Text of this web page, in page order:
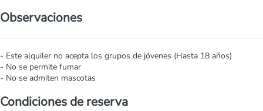
Observaciones
- Este alquiler no acepta los grupos de jóvenes (Hasta 18 años)
- No se permite fumar
- No se admiten mascotas
Condiciones de reserva